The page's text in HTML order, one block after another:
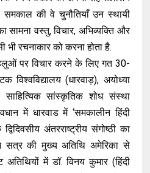
समकाल की वे चुनौतियाँ उन स्थायी
सामना वस्तु, विचार, अभिव्यक्ति और
रचनाकार को करना होता है.
पर विचार करने के लिए गत 30-
(धारवाड़), अयोध्या
सांस्कृतिक शोध संस्था
में धारवाड में ‘समकालीन हिंदी
अंतरराष्ट्रीय संगोष्ठी का
सत्र की मुख्य अतिथि अमेरिका से
अतिथियों में डॉ. विनय कुमार (हिंदी